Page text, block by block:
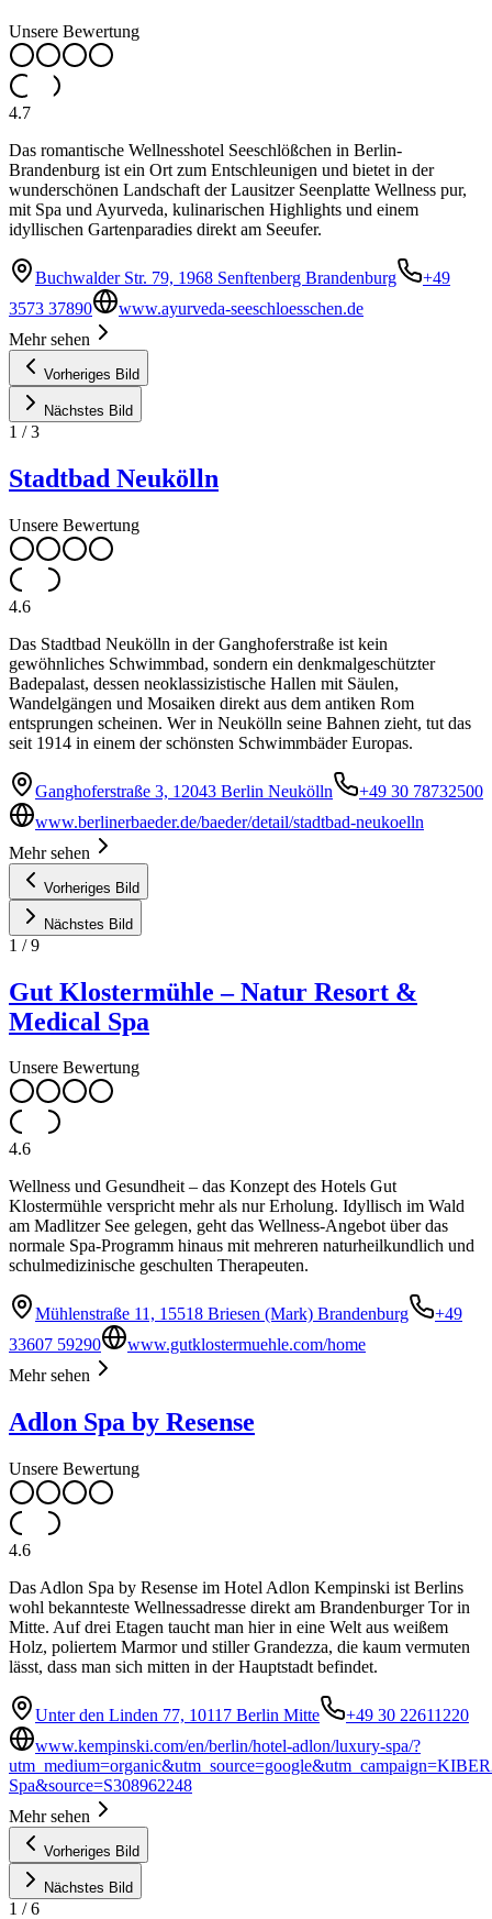
Unsere Bewertung
4.7
Das romantische Wellnesshotel Seeschlößchen in Berlin-
Brandenburg ist ein Ort zum Entschleunigen und bietet in der
wunderschönen Landschaft der Lausitzer Seenplatte Wellness pur,
mit Spa und Ayurveda, kulinarischen Highlights und einem
idyllischen Gartenparadies direkt am Seeufer.
Buchwalder Str. 79, 1968 Senftenberg Brandenburg
+49
3573 37890
www.ayurveda-seeschloesschen.de
Mehr sehen
Vorheriges Bild
Nächstes Bild
1 /3
Stadtbad Neukölln
Unsere Bewertung
4.6
Das Stadtbad Neukölln in der Ganghoferstraße ist kein
gewöhnliches Schwimmbad, sondern ein denkmalgeschützter
Badepalast, dessen neoklassizistische Hallen mit Säulen,
Wandelgängen und Mosaiken direkt aus dem antiken Rom
entsprungen scheinen. Wer in Neukölln seine Bahnen zieht, tut das
seit 1914 in einem der schönsten Schwimmbäder Europas.
Ganghoferstraße 3, 12043 Berlin Neukölln
+49 30 78732500
www.berlinerbaeder.de/baeder/detail/stadtbad-neukoelln
Mehr sehen
Vorheriges Bild
Nächstes Bild
1 /9
Gut Klostermühle – Natur Resort &
Medical Spa
Unsere Bewertung
4.6
Wellness und Gesundheit – das Konzept des Hotels Gut
Klostermühle verspricht mehr als nur Erholung. Idyllisch im Wald
am Madlitzer See gelegen, geht das Wellness-Angebot über das
normale Spa-Programm hinaus mit mehreren naturheilkundlich und
schulmedizinische geschulten Therapeuten.
Mühlenstraße 11, 15518 Briesen (Mark) Brandenburg
+49
33607 59290
www.gutklostermuehle.com/home
Mehr sehen
Adlon Spa by Resense
Unsere Bewertung
4.6
Das Adlon Spa by Resense im Hotel Adlon Kempinski ist Berlins
wohl bekannteste Wellnessadresse direkt am Brandenburger Tor in
Mitte. Auf drei Etagen taucht man hier in eine Welt aus weißem
Holz, poliertem Marmor und stiller Grandezza, die kaum vermuten
lässt, dass man sich mitten in der Hauptstadt befindet.
Unter den Linden 77, 10117 Berlin Mitte
+49 30 22611220
www.kempinski.com/en/berlin/hotel-adlon/luxury-spa/?
Spa&source=S308962248
Mehr sehen
Vorheriges Bild
Nächstes Bild
1 /6